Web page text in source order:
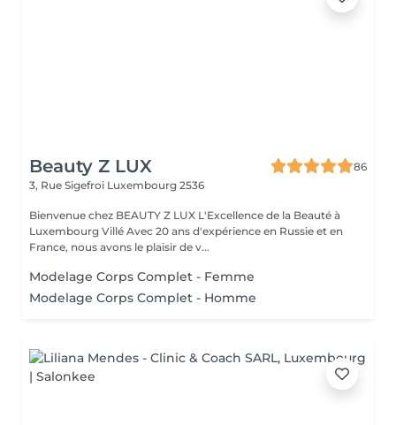
Beauty Z LUX
86
3, Rue Sigefroi Luxembourg 2536
Bienvenue chez BEAUTY Z LUX L'Excellence de la Beauté à
Luxembourg Villé Avec 20 ans d'expérience en Russie et en
France, nous avons le plaisir de v...
Modelage Corps Complet - Femme
Modelage Corps Complet - Homme